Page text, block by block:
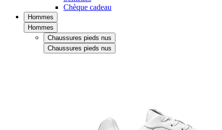
Chèque cadeau
Hommes
Hommes
Chaussures pieds nus
Chaussures pieds nus